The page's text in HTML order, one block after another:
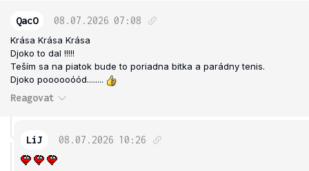
QacO 08.07.2026 07:08
Krása Krása Krása
Djoko to dal !!!!!
Teším sa na piatok bude to poriadna bitka a parádny tenis.
Djoko poooooóód........
Reagovat
LiJ 08.07.2026 10:26